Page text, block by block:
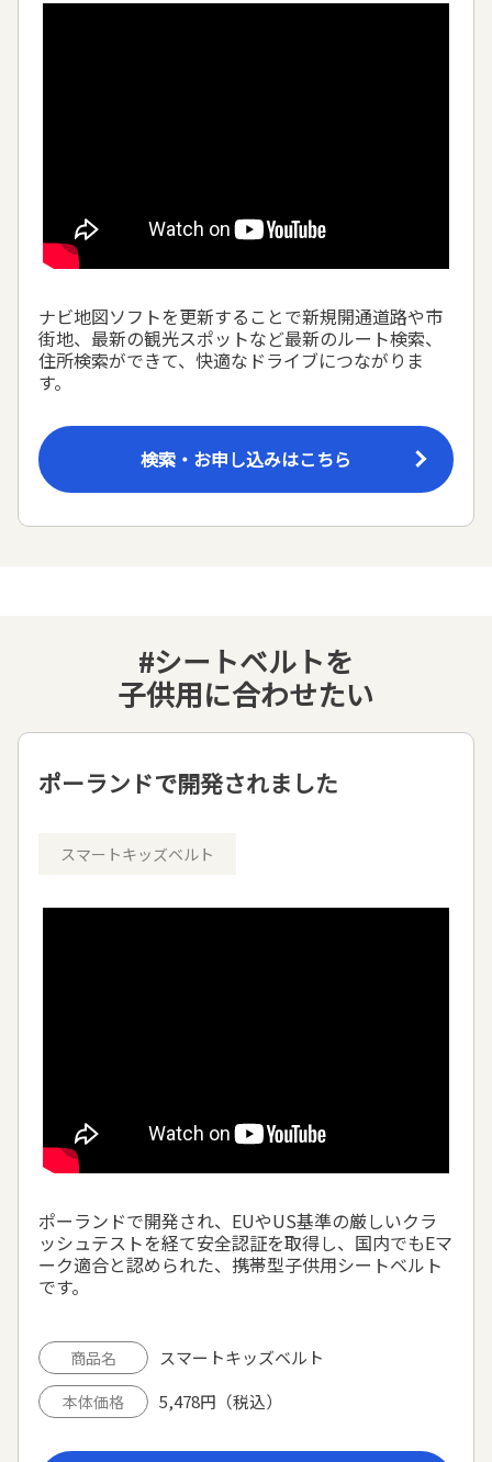
ナビ地図ソフトを更新することで新規開通道路や市
街地、最新の観光スポットなど最新のルート検索、
住所検索ができて、快適なドライブにつながりま
す。
検索・お申し込みはこちら
#シートベルトを
子供用に合わせたい
ポーランドで開発されました
スマートキッズベルト
ポーランドで開発され、EUやUS基準の厳しいクラ
ッシュテストを経て安全認証を取得し、国内でもEマ
ーク適合と認められた、携帯型子供用シートベルト
です。
商品名 スマートキッズベルト
本体価格 5,478円（税込）